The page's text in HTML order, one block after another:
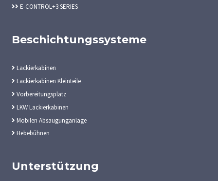
E-CONTROL+3 SERIES
Beschichtungssysteme
Lackierkabinen
Lackierkabinen Kleinteile
Vorbereitungsplatz
LKW Lackierkabinen
Mobilen Absaugunganlage
Hebebühnen
Unterstützung